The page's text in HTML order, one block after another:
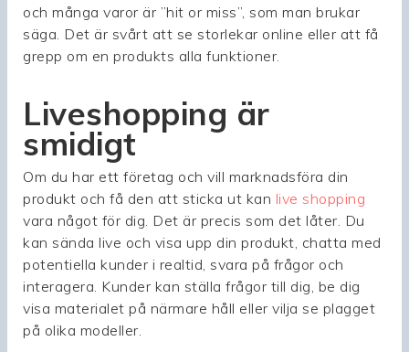
och många varor är ”hit or miss”, som man brukar
säga. Det är svårt att se storlekar online eller att få
grepp om en produkts alla funktioner.
Liveshopping är
smidigt
Om du har ett företag och vill marknadsföra din
produkt och få den att sticka ut kan live shopping
vara något för dig. Det är precis som det låter. Du
kan sända live och visa upp din produkt, chatta med
potentiella kunder i realtid, svara på frågor och
interagera. Kunder kan ställa frågor till dig, be dig
visa materialet på närmare håll eller vilja se plagget
på olika modeller.